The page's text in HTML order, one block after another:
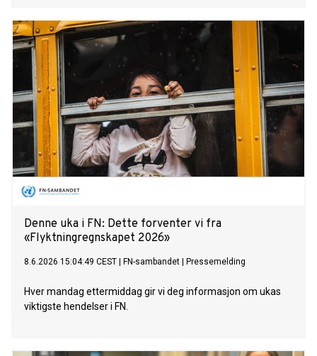
Denne uka i FN: Dette forventer vi fra
«Flyktningregnskapet 2026»
8.6.2026 15:04:49 CEST FN-sambandet Pressemelding
Hver mandag ettermiddag gir vi deg informasjon om ukas
viktigste hendelser i FN.